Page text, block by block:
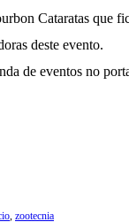
Cataratas que
deste evento.
de eventos no
, zootecnia